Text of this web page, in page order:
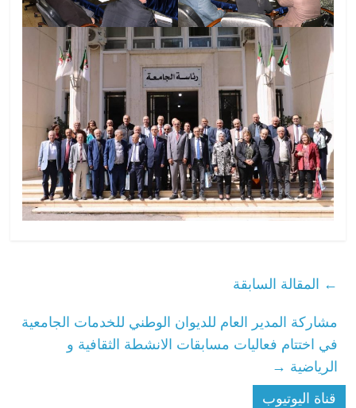
← المقالة السابقة
مشاركة المدير العام للديوان الوطني للخدمات الجامعية
في اختتام فعاليات مسابقات الانشطة الثقافية و
الرياضية →
قناة اليوتيوب